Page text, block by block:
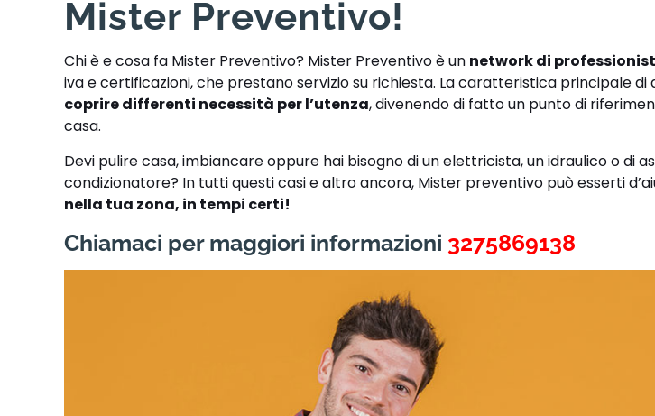
Mister Preventivo!
Chi è e cosa fa Mister Preventivo? Mister Preventivo è un network di
iva e certificazioni, che prestano servizio su richiesta. La caratteristica principale
coprire differenti necessità per l’utenza, divenendo di fatto un punto di
casa.
Devi pulire casa, imbiancare oppure hai bisogno di un elettricista, un idraulico o di
condizionatore? In tutti questi casi e altro ancora, Mister preventivo può esserti
nella tua zona, in tempi certi!
Chiamaci per maggiori informazioni 3275869138